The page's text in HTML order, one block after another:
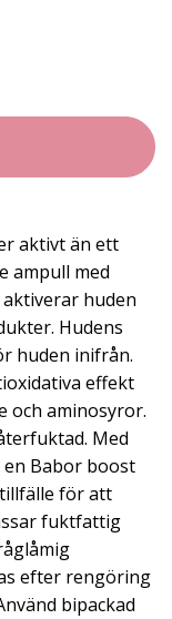
aktivt än ett
ampull med
huden
Hudens
huden inifrån.
effekt
och aminosyror.
Med
en Babor boost
för att
fuktfattig
efter rengöring
bipackad